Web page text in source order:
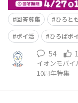
回答募集 ひろと
ポイ活
ひろばポ
54
イオンモバイ
10周年特集